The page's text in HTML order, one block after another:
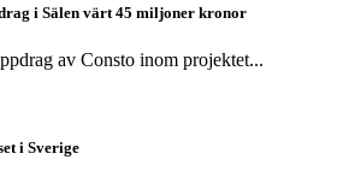
i Sälen värt 45 miljoner kronor
av Consto inom projektet...
i Sverige